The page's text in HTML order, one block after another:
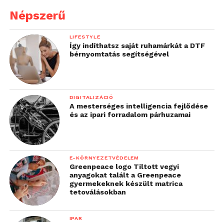
Népszerű
LIFESTYLE
Így indíthatsz saját ruhamárkát a DTF
bérnyomtatás segítségével
DIGITALIZÁCIÓ
A mesterséges intelligencia fejlődése
és az ipari forradalom párhuzamai
E-KÖRNYEZETVÉDELEM
Greenpeace logo Tiltott vegyi
anyagokat talált a Greenpeace
gyermekeknek készült matrica
tetoválásokban
IPAR